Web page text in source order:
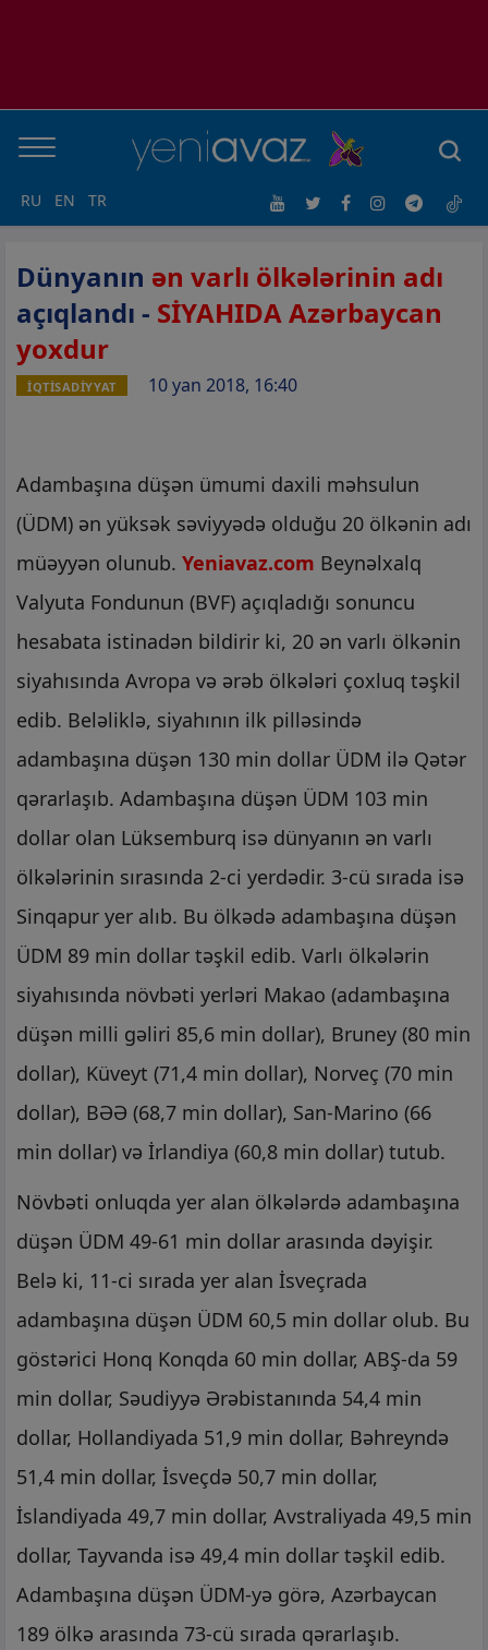
RU EN TR
Dünyanın ən varlı ölkələrinin adı
açıqlandı - SİYAHIDA Azərbaycan
yoxdur
İQTİSADİYYAT 10 yan 2018, 16:40
Adambaşına düşən ümumi daxili məhsulun
(ÜDM) ən yüksək səviyyədə olduğu 20 ölkənin adı
müəyyən olunub. Yeniavaz.com Beynəlxalq
Valyuta Fondunun (BVF) açıqladığı sonuncu
hesabata istinadən bildirir ki, 20 ən varlı ölkənin
siyahısında Avropa və ərəb ölkələri çoxluq təşkil
edib. Beləliklə, siyahının ilk pilləsində
adambaşına düşən 130 min dollar ÜDM ilə Qətər
qərarlaşıb. Adambaşına düşən ÜDM 103 min
dollar olan Lüksemburq isə dünyanın ən varlı
ölkələrinin sırasında 2-ci yerdədir. 3-cü sırada isə
Sinqapur yer alıb. Bu ölkədə adambaşına düşən
ÜDM 89 min dollar təşkil edib. Varlı ölkələrin
siyahısında növbəti yerləri Makao (adambaşına
düşən milli gəliri 85,6 min dollar), Bruney (80 min
dollar), Küveyt (71,4 min dollar), Norveç (70 min
dollar), BƏƏ (68,7 min dollar), San-Marino (66
min dollar) və İrlandiya (60,8 min dollar) tutub.
Növbəti onluqda yer alan ölkələrdə adambaşına
düşən ÜDM 49-61 min dollar arasında dəyişir.
Belə ki, 11-ci sırada yer alan İsveçrada
adambaşına düşən ÜDM 60,5 min dollar olub. Bu
göstərici Honq Konqda 60 min dollar, ABŞ-da 59
min dollar, Səudiyyə Ərəbistanında 54,4 min
dollar, Hollandiyada 51,9 min dollar, Bəhreyndə
51,4 min dollar, İsveçdə 50,7 min dollar,
İslandiyada 49,7 min dollar, Avstraliyada 49,5 min
dollar, Tayvanda isə 49,4 min dollar təşkil edib.
Adambaşına düşən ÜDM-yə görə, Azərbaycan
189 ölkə arasında 73-cü sırada qərarlaşıb.